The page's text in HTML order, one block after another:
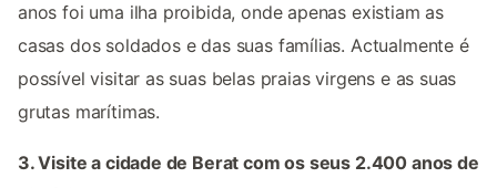
anos foi uma ilha proibida, onde apenas existiam as
casas dos soldados e das suas famílias. Actualmente é
possível visitar as suas belas praias virgens e as suas
grutas marítimas.
3. Visite a cidade de Berat com os seus 2.400 anos de